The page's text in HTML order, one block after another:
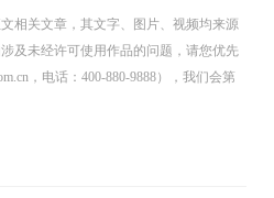
相关文章，其文字、图片、视频均来源
及未经许可使用作品的问题，请您优先
，电话：400-880-9888），我们会第